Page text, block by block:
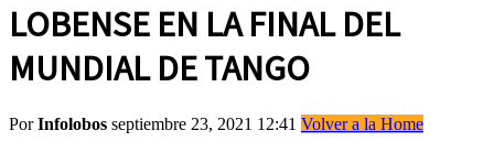
LOBENSE EN LA FINAL DEL
MUNDIAL DE TANGO
PorInfolobos septiembre 23, 2021 12:41 Volver a la Home